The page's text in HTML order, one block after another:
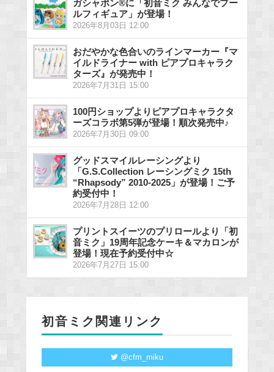
ガシャポン®に「初音ミク みんなでプー
ルフィギュア」が登場！
2026年8月03日 12:00
おだやかな色合いのラインマーカー『マ
イルドライナー with ピアプロキャラク
ターズ』が発売中！
2026年7月31日 15:00
100円ショップよりピアプロキャラクタ
ーズコラボ第5弾が登場！順次発売中♪
2026年7月30日 09:00
グッドスマイルレーシングより
「G.S.Collection レーシングミク 15th
“Rhapsody” 2010-2025」が登場！ご予
約受付中！
2026年7月28日 12:00
プリントスイーツのプリロールより「初
音ミク」19周年記念ケーキ＆マカロンが
登場！現在予約受付中☆
2026年7月27日 15:00
初音ミク関連リンク
@cfm_miku